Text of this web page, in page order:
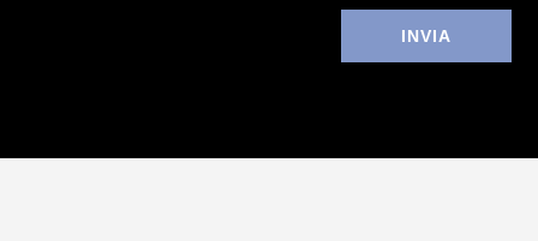
INVIA